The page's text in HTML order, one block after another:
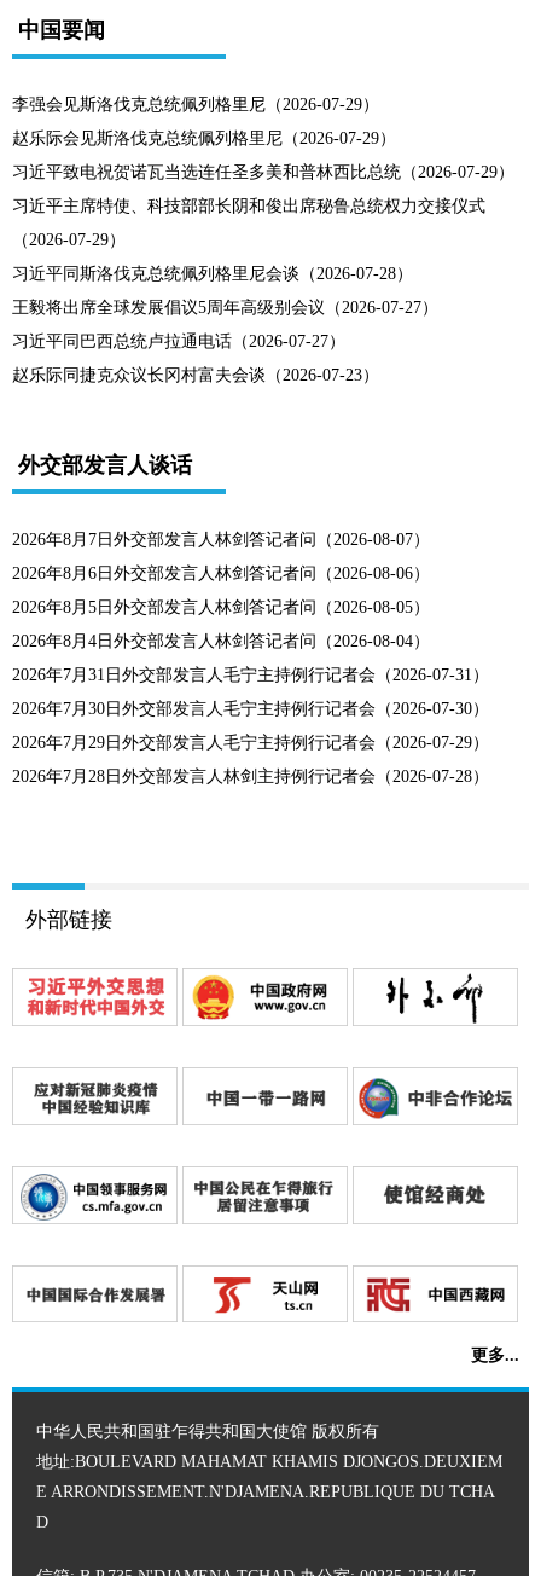
中国要闻
李强会见斯洛伐克总统佩列格里尼（2026-07-29）
赵乐际会见斯洛伐克总统佩列格里尼（2026-07-29）
习近平致电祝贺诺瓦当选连任圣多美和普林西比总统（2026-07-29）
习近平主席特使、科技部部长阴和俊出席秘鲁总统权力交接仪式
（2026-07-29）
习近平同斯洛伐克总统佩列格里尼会谈（2026-07-28）
王毅将出席全球发展倡议5周年高级别会议（2026-07-27）
习近平同巴西总统卢拉通电话（2026-07-27）
赵乐际同捷克众议长冈村富夫会谈（2026-07-23）
外交部发言人谈话
2026年8月7日外交部发言人林剑答记者问（2026-08-07）
2026年8月6日外交部发言人林剑答记者问（2026-08-06）
2026年8月5日外交部发言人林剑答记者问（2026-08-05）
2026年8月4日外交部发言人林剑答记者问（2026-08-04）
2026年7月31日外交部发言人毛宁主持例行记者会（2026-07-31）
2026年7月30日外交部发言人毛宁主持例行记者会（2026-07-30）
2026年7月29日外交部发言人毛宁主持例行记者会（2026-07-29）
2026年7月28日外交部发言人林剑主持例行记者会（2026-07-28）
外部链接
更多...
中华人民共和国驻乍得共和国大使馆 版权所有
地址:BOULEVARD MAHAMAT KHAMIS DJONGOS.DEUXIEM
E ARRONDISSEMENT.N'DJAMENA.REPUBLIQUE DU TCHA
D